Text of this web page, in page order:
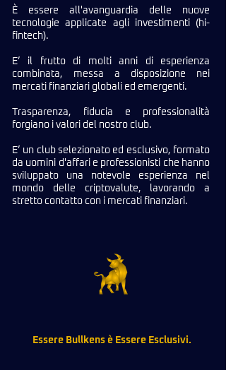
È essere all'avanguardia delle nuove
tecnologie applicate agli investimenti (hi-
fintech).
E’ il frutto di molti anni di esperienza
combinata, messa a disposizione nei
mercati finanziari globali ed emergenti.
Trasparenza, fiducia e professionalità
forgiano i valori del nostro club.
E’ un club selezionato ed esclusivo, formato
da uomini d'affari e professionisti che hanno
sviluppato una notevole esperienza nel
mondo delle criptovalute, lavorando a
stretto contatto con i mercati finanziari.
Essere Bullkens è Essere Esclusivi.